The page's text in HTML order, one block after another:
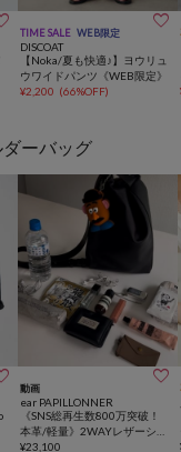
TIME SALE WEB限定 
DISCOAT
【Noka/夏も快適♪】ヨウリュ
ウワイドパンツ《WEB限定》
¥2,200 (66%OFF)
ーバッグ
動画 
ear PAPILLONNER
《SNS総再生数800万突破！
本革/軽量》2WAYレザーショ
ルダーバッグ
¥23,100